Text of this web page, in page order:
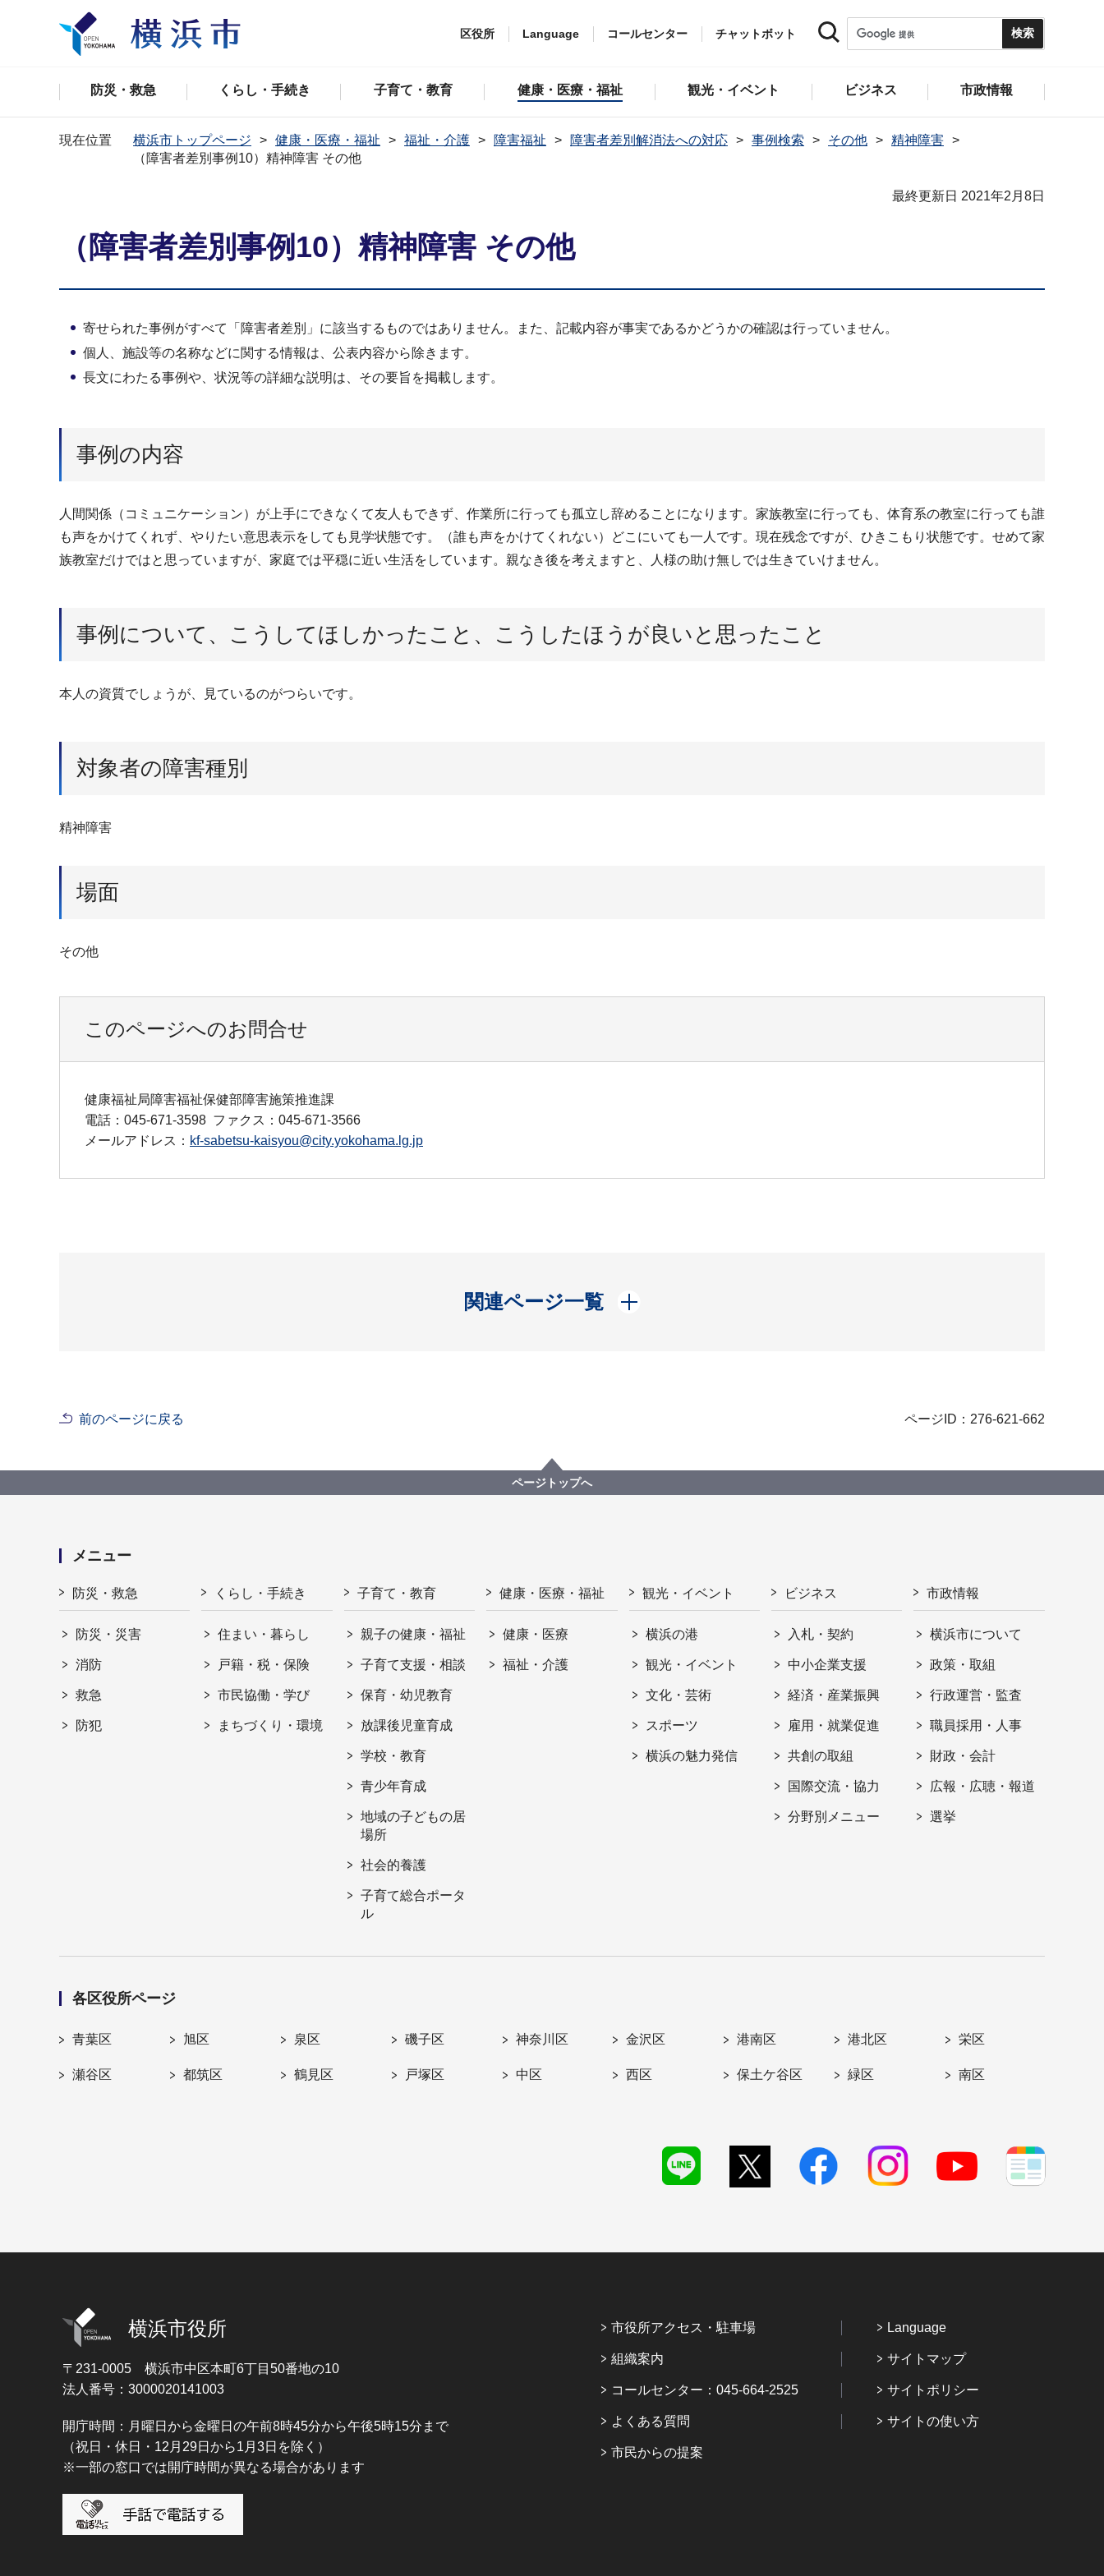
区役所 Language コールセンター チャットボット
防災・救急 くらし・手続き 子育て・教育 健康・医療・福祉 観光・イベント ビジネス 市政情報
現在位置 横浜市トップページ 健康・医療・福祉 福祉・介護 障害福祉 障害者差別解消法への対応 事例検索 その他
精神障害
（障害者差別事例10）精神障害 その他
最終更新日 2021年2月8日
（障害者差別事例10）精神障害 その他
寄せられた事例がすべて「障害者差別」に該当するものではありません。また、記載内容が事実であるかどうかの確認は行っていません。
個人、施設等の名称などに関する情報は、公表内容から除きます。
長文にわたる事例や、状況等の詳細な説明は、その要旨を掲載します。
事例の内容
人間関係（コミュニケーション）が上手にできなくて友人もできず、作業所に行っても孤立し辞めることになります。家族教室に行っても、体育系の教室に行っても誰
も声をかけてくれず、やりたい意思表示をしても見学状態です。（誰も声をかけてくれない）どこにいても一人です。現在残念ですが、ひきこもり状態です。せめて家
族教室だけではと思っていますが、家庭では平穏に近い生活をしています。親なき後を考えますと、人様の助け無しでは生きていけません。
事例について、こうしてほしかったこと、こうしたほうが良いと思ったこと
本人の資質でしょうが、見ているのがつらいです。
対象者の障害種別
精神障害
場面
その他
このページへのお問合せ
健康福祉局障害福祉保健部障害施策推進課
電話：045-671-3598 ファクス：045-671-3566
メールアドレス： kf-sabetsu-kaisyou@city.yokohama.lg.jp
関連ページ一覧
開く
前のページに戻る ページID：276-621-662
ページトップへ
メニュー
防災・救急
防災・災害
消防
救急
防犯
くらし・手続き
住まい・暮らし
戸籍・税・保険
市民協働・学び
まちづくり・環境
子育て・教育
親子の健康・福祉
子育て支援・相談
保育・幼児教育
放課後児童育成
学校・教育
青少年育成
地域の子どもの居
場所
社会的養護
子育て総合ポータ
ル
健康・医療・福祉
健康・医療
福祉・介護
観光・イベント
横浜の港
観光・イベント
文化・芸術
スポーツ
横浜の魅力発信
ビジネス
入札・契約
中小企業支援
経済・産業振興
雇用・就業促進
共創の取組
国際交流・協力
分野別メニュー
市政情報
横浜市について
政策・取組
行政運営・監査
職員採用・人事
財政・会計
広報・広聴・報道
選挙
各区役所ページ
青葉区 旭区 泉区 磯子区 神奈川区 金沢区 港南区 港北区 栄区
瀬谷区 都筑区 鶴見区 戸塚区 中区 西区 保土ケ谷区 緑区 南区
横浜市役所
〒231-0005 横浜市中区本町6丁目50番地の10
法人番号：3000020141003
開庁時間：月曜日から金曜日の午前8時45分から午後5時15分まで
（祝日・休日・12月29日から1月3日を除く）
※一部の窓口では開庁時間が異なる場合があります
市役所アクセス・駐車場
組織案内
コールセンター：045-664-2525
よくある質問
市民からの提案
Language
サイトマップ
サイトポリシー
サイトの使い方